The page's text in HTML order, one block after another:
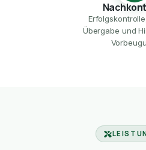
Übergabe und